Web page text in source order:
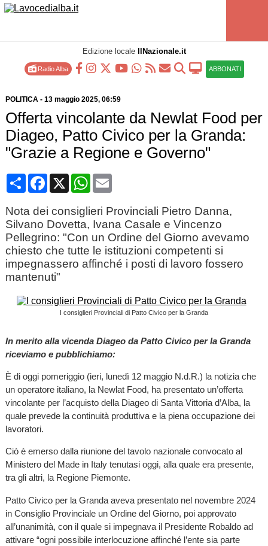
Edizione locale IlNazionale.it
Radio Alba ABBONATI
POLITICA- 13 maggio 2025, 06:59
Offerta vincolante da Newlat Food per
Diageo, Patto Civico per la Granda:
"Grazie a Regione e Governo"
CondividiFacebook
X WhatsApp
Email
Nota dei consiglieri Provinciali Pietro Danna,
Silvano Dovetta, Ivana Casale e Vincenzo
Pellegrino: "Con un Ordine del Giorno avevamo
chiesto che tutte le istituzioni competenti si
impegnassero affinché i posti di lavoro fossero
mantenuti"
I consiglieri Provinciali di Patto Civico per la Granda
In merito alla vicenda Diageo da Patto Civico per la Granda
riceviamo e pubblichiamo:
È di oggi pomeriggio (ieri, lunedì 12 maggio N.d.R.) la notizia che
un operatore italiano, la Newlat Food, ha presentato un’offerta
vincolante per l’acquisto della Diageo di Santa Vittoria d’Alba, la
quale prevede la continuità produttiva e la piena occupazione dei
lavoratori.
Ciò è emerso dalla riunione del tavolo nazionale convocato al
Ministero del Made in Italy tenutasi oggi, alla quale era presente,
tra gli altri, la Regione Piemonte.
Patto Civico per la Granda aveva presentato nel novembre 2024
in Consiglio Provinciale un Ordine del Giorno, poi approvato
all’unanimità, con il quale si impegnava il Presidente Robaldo ad
attivare “ogni possibile interlocuzione affinché l’ente sia parte